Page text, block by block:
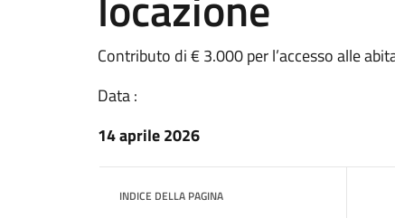
Contributo di € 3.000 per l’accesso alle
Data :
14 aprile 2026
INDICE DELLA PAGINA